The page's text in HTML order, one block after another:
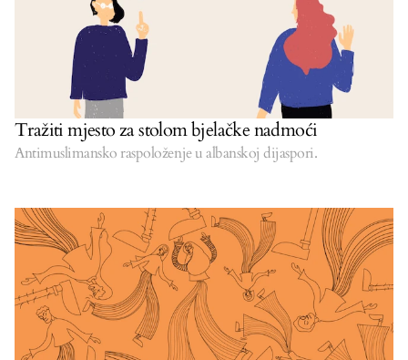
Tražiti mjesto za stolom bjelačke nadmoći
Antimuslimansko raspoloženje u albanskoj dijaspori.